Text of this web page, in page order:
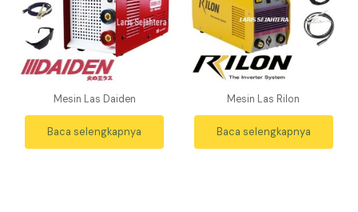
Mesin Las Daiden
Baca selengkapnya
Mesin Las Rilon
Baca selengkapnya